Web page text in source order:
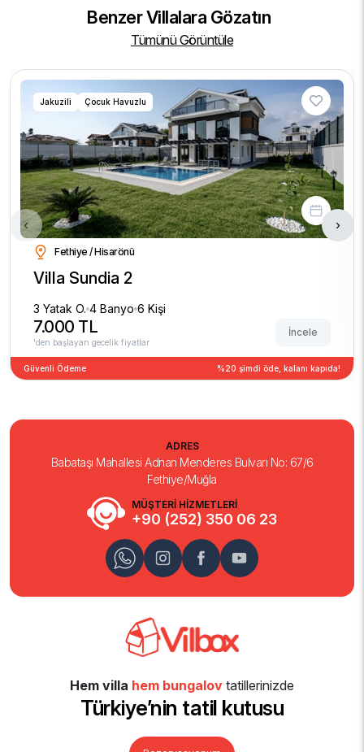
Benzer Villalara Gözatın
Tümünü Görüntüle
Jakuzili Çocuk Havuzlu
Fethiye / Hisarönü
Villa Sundia 2
3 Yatak O. 4 Banyo 6 Kişi
7.000 TL
'den başlayan gecelik fiyatlar
İncele
Güvenli Ödeme %20 şimdi öde, kalanı kapıda!
‹ ›
MÜŞTERİ HİZMETLERİ
+90 (252) 350 06 23
ADRES
Babataşı Mahallesi Adnan Menderes Bulvarı No: 67/6
Fethiye/Muğla
Hem villa hem bungalov tatillerinizde
Türkiye’nin tatil kutusu